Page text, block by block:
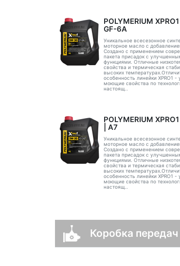
POLYMERIUM
GF-6A
Уникальное всесезонное
моторное масло с
Создано с применением
пакета присадок с
функциями. Отличные
свойства и термическая
высоких
особенность линейки XPRO1
моющие свойства по
настоящ..
POLYMERIUM
| А7
Уникальное всесезонное
моторное масло с
Создано с применением
пакета присадок с
функциями. Отличные
свойства и термическая
высоких
особенность линейки XPRO1
моющие свойства по
настоящ..
Коробка передач